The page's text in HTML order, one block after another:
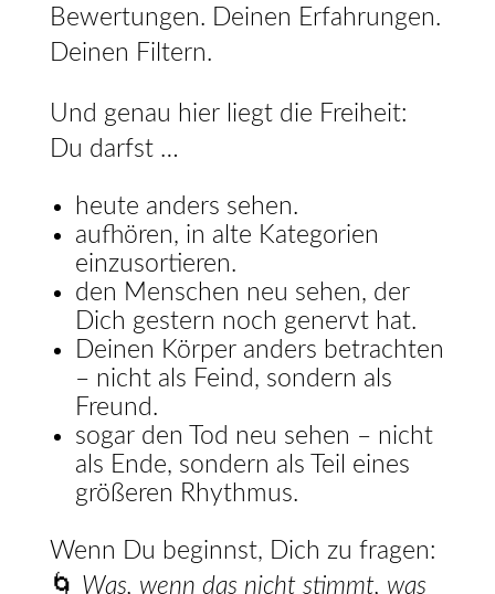
Bewertungen. Deinen Erfahrungen.
Deinen Filtern.
Und genau hier liegt die Freiheit:
Du darfst …
heute anders sehen.
aufhören, in alte Kategorien
einzusortieren.
den Menschen neu sehen, der
Dich gestern noch genervt hat.
Deinen Körper anders betrachten
– nicht als Feind, sondern als
Freund.
sogar den Tod neu sehen – nicht
als Ende, sondern als Teil eines
größeren Rhythmus.
Wenn Du beginnst, Dich zu fragen:
🌀 Was, wenn das nicht stimmt, was